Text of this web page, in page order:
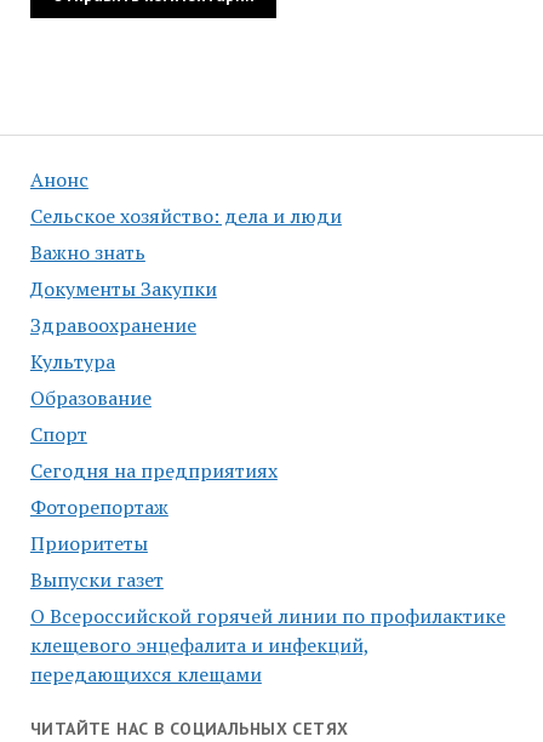
Анонс
Сельское хозяйство: дела и люди
Важно знать
Документы Закупки
Здравоохранение
Культура
Образование
Спорт
Сегодня на предприятиях
Фоторепортаж
Приоритеты
Выпуски газет
О Всероссийской горячей линии по профилактике
клещевого энцефалита и инфекций,
передающихся клещами
ЧИТАЙТЕ НАС В СОЦИАЛЬНЫХ СЕТЯХ